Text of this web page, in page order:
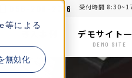
等による
無効化
058-206-2316 受付時間
デモサイト
DEMO SITE